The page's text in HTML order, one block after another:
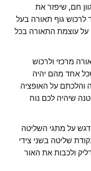
חם, שיפזר את
גוף תאורה בעל
על עוצמת התאורה בכל
מרכזי ולרכוש
אחד מהם יהיה
והלכתם על האופציה
שיהיה לכם נוח
על מתגי השליטה
שליטה בשני צידי
ולכבות את האור